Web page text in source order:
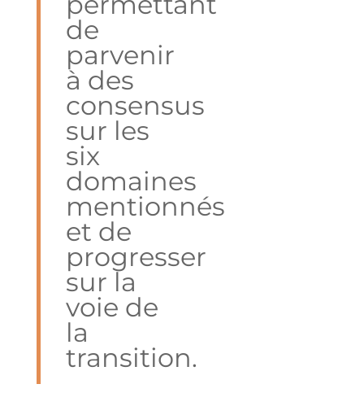
de
parvenir
à des
consensus
sur les
six
domaines
mentionnés
et de
progresser
sur la
voie de
la
transition.